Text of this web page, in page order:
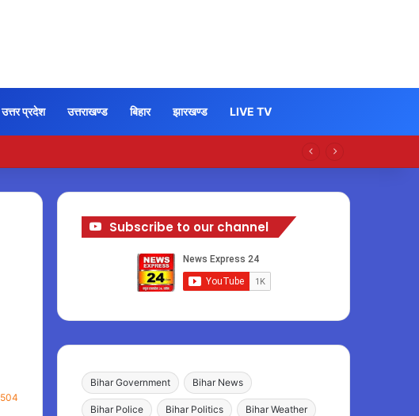
उत्तर प्रदेश उत्तराखण्ड बिहार झारखण्ड LIVE TV
504
Subscribe to our channel
Bihar Government Bihar News
Bihar Police Bihar Politics Bihar Weather